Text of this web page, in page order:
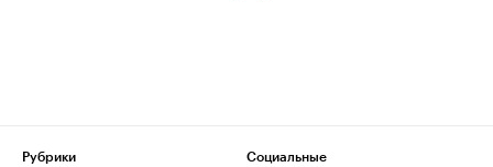
Рубрики
Социальные